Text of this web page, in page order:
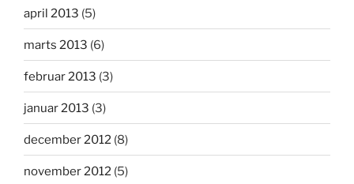
april 2013 (5)
marts 2013 (6)
februar 2013 (3)
januar 2013 (3)
december 2012 (8)
november 2012 (5)